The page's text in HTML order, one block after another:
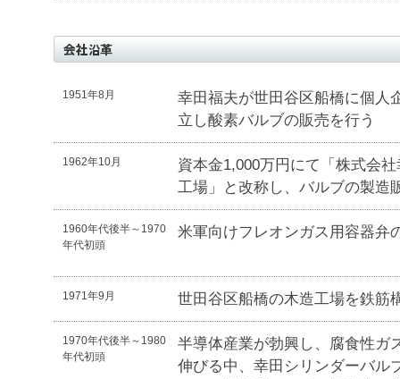
1951年8月
幸田福夫が世田谷区船橋に個人
立し酸素バルブの販売を行う
1962年10月
資本金1,000万円にて「株式会
工場」と改称し、バルブの製造
1960年代後半～1970
年代初頭
米軍向けフレオンガス用容器弁
1971年9月 世田谷区船橋の木造工場を鉄筋
1970年代後半～1980
年代初頭
半導体産業が勃興し、腐食性ガ
伸びる中、幸田シリンダーバル